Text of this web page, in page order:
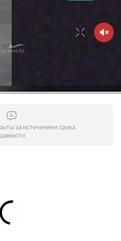
за истечением срока